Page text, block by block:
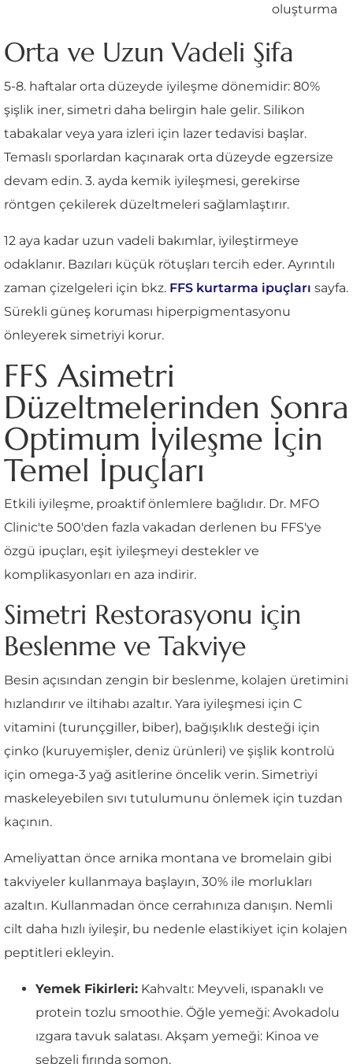
oluşturma
Orta ve Uzun Vadeli Şifa
5-8. haftalar orta düzeyde iyileşme dönemidir: 80%
şişlik iner, simetri daha belirgin hale gelir. Silikon
tabakalar veya yara izleri için lazer tedavisi başlar.
Temaslı sporlardan kaçınarak orta düzeyde egzersize
devam edin. 3. ayda kemik iyileşmesi, gerekirse
röntgen çekilerek düzeltmeleri sağlamlaştırır.
12 aya kadar uzun vadeli bakımlar, iyileştirmeye
odaklanır. Bazıları küçük rötuşları tercih eder. Ayrıntılı
zaman çizelgeleri için bkz. FFS kurtarma ipuçları sayfa.
Sürekli güneş koruması hiperpigmentasyonu
önleyerek simetriyi korur.
FFS Asimetri
Düzeltmelerinden Sonra
Optimum İyileşme İçin
Temel İpuçları
Etkili iyileşme, proaktif önlemlere bağlıdır. Dr. MFO
Clinic'te 500'den fazla vakadan derlenen bu FFS'ye
özgü ipuçları, eşit iyileşmeyi destekler ve
komplikasyonları en aza indirir.
Simetri Restorasyonu için
Beslenme ve Takviye
Besin açısından zengin bir beslenme, kolajen üretimini
hızlandırır ve iltihabı azaltır. Yara iyileşmesi için C
vitamini (turunçgiller, biber), bağışıklık desteği için
çinko (kuruyemişler, deniz ürünleri) ve şişlik kontrolü
için omega-3 yağ asitlerine öncelik verin. Simetriyi
maskeleyebilen sıvı tutulumunu önlemek için tuzdan
kaçının.
Ameliyattan önce arnika montana ve bromelain gibi
takviyeler kullanmaya başlayın, 30% ile morlukları
azaltın. Kullanmadan önce cerrahınıza danışın. Nemli
cilt daha hızlı iyileşir, bu nedenle elastikiyet için kolajen
peptitleri ekleyin.
Yemek Fikirleri: Kahvaltı: Meyveli, ıspanaklı ve
protein tozlu smoothie. Öğle yemeği: Avokadolu
ızgara tavuk salatası. Akşam yemeği: Kinoa ve
sebzeli fırında somon.